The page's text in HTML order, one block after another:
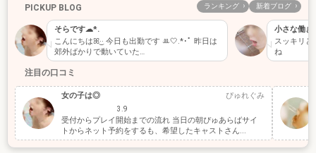
PICKUP BLOG ランキング 新着ブログ
そらです︎︎☁︎︎*.
こんにちはꕤ︎︎·͜· 今日も出勤です ꔛ🤍.*･ﾟ 昨日は
郊外ばかりで動いていた…
小さな働き
スッキリと
ね
注目の口コミ
女の子は◎ ぴゅれぐみ
3.9
受付からプレイ開始までの流れ 当日の朝ぴゅあらばサイ
トからネット予約をするも、希望したキャストさん...